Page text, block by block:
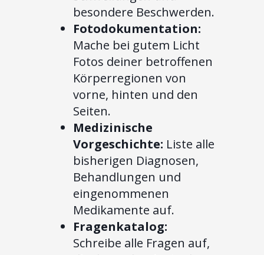
besondere Beschwerden.
Fotodokumentation:
Mache bei gutem Licht
Fotos deiner betroffenen
Körperregionen von
vorne, hinten und den
Seiten.
Medizinische
Vorgeschichte: Liste alle
bisherigen Diagnosen,
Behandlungen und
eingenommenen
Medikamente auf.
Fragenkatalog:
Schreibe alle Fragen auf,